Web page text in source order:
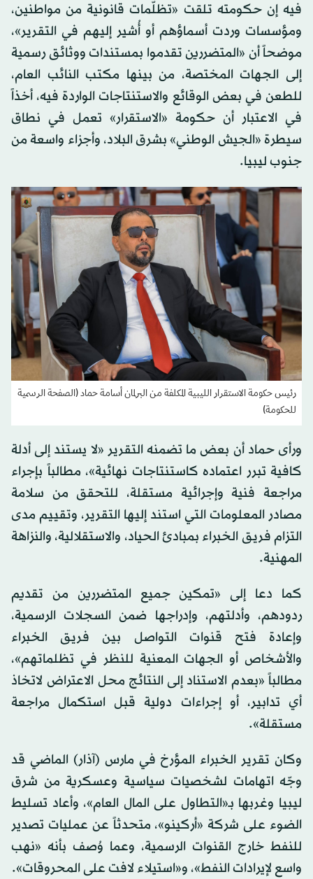
فيه إن حكومته تلقت «تظلّمات قانونية من مواطنين،
ومؤسسات وردت أسماؤهم أو أُشير إليهم في التقرير»،
موضحاً أن «المتضررين تقدموا بمستندات ووثائق رسمية
إلى الجهات المختصة، من بينها مكتب النائب العام،
للطعن في بعض الوقائع والاستنتاجات الواردة فيه، أخذاً
في الاعتبار أن حكومة «الاستقرار» تعمل في نطاق
سيطرة «الجيش الوطني» بشرق البلاد، وأجزاء واسعة من
جنوب ليبيا.
رئيس حكومة الاستقرار الليبية المكلفة من البرلمان أسامة حماد (الصفحة الرسمية
للحكومة)
ورأى حماد أن بعض ما تضمنه التقرير «لا يستند إلى أدلة
كافية تبرر اعتماده كاستنتاجات نهائية»، مطالباً بإجراء
مراجعة فنية وإجرائية مستقلة، للتحقق من سلامة
مصادر المعلومات التي استند إليها التقرير، وتقييم مدى
التزام فريق الخبراء بمبادئ الحياد، والاستقلالية، والنزاهة
المهنية.
كما دعا إلى «تمكين جميع المتضررين من تقديم
ردودهم، وأدلتهم، وإدراجها ضمن السجلات الرسمية،
وإعادة فتح قنوات التواصل بين فريق الخبراء
والأشخاص أو الجهات المعنية للنظر في تظلماتهم»،
مطالباً «بعدم الاستناد إلى النتائج محل الاعتراض لاتخاذ
أي تدابير، أو إجراءات دولية قبل استكمال مراجعة
مستقلة».
وكان تقرير الخبراء المؤرخ في مارس (آذار) الماضي قد
وجّه اتهامات لشخصيات سياسية وعسكرية من شرق
ليبيا وغربها بـ«التطاول على المال العام»، وأعاد تسليط
الضوء على شركة «أركينو»، متحدثاً عن عمليات تصدير
للنفط خارج القنوات الرسمية، وعما وُصف بأنه «نهب
واسع لإيرادات النفط»، و«استيلاء لافت على المحروقات».